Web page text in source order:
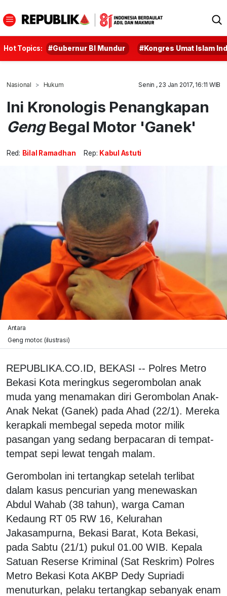
Hot Topics: #Gubernur BI Mundur #Kongres Umat Islam
Nasional Hukum Senin , 23 Jan 2017, 16:11 WIB
Ini Kronologis Penangkapan
GengBegal Motor 'Ganek'
Red: Bilal Ramadhan Rep: Kabul Astuti
Antara
Geng motor. (ilustrasi)
REPUBLIKA.CO.ID, BEKASI -- Polres Metro
Bekasi Kota meringkus segerombolan anak
muda yang menamakan diri Gerombolan Anak-
Anak Nekat (Ganek) pada Ahad (22/1). Mereka
kerapkali membegal sepeda motor milik
pasangan yang sedang berpacaran di tempat-
tempat sepi lewat tengah malam.
Gerombolan ini tertangkap setelah terlibat
dalam kasus pencurian yang menewaskan
Abdul Wahab (38 tahun), warga Caman
Kedaung RT 05 RW 16, Kelurahan
Jakasampurna, Bekasi Barat, Kota Bekasi,
pada Sabtu (21/1) pukul 01.00 WIB. Kepala
Satuan Reserse Kriminal (Sat Reskrim) Polres
Metro Bekasi Kota AKBP Dedy Supriadi
menuturkan, pelaku tertangkap sebanyak enam